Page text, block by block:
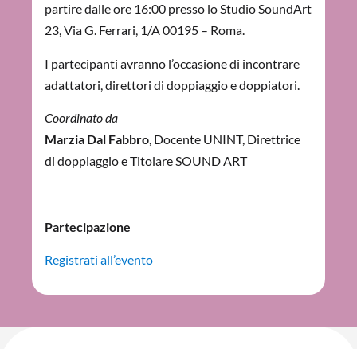
partire dalle ore 16:00 presso lo Studio SoundArt
23, Via G. Ferrari, 1/A 00195 – Roma.
I partecipanti avranno l’occasione di incontrare
adattatori, direttori di doppiaggio e doppiatori.
Coordinato da
Marzia Dal Fabbro, Docente UNINT, Direttrice
di doppiaggio e Titolare SOUND ART
Partecipazione
Registrati all’evento